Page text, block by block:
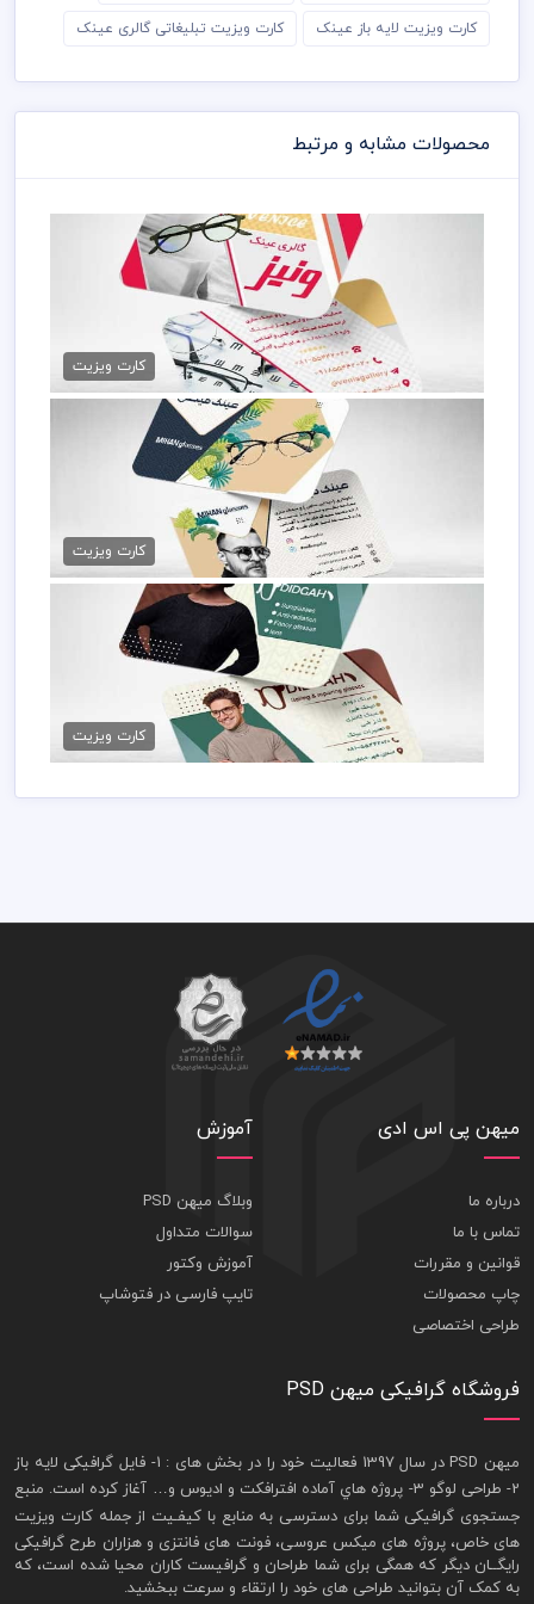
کارت ویزیت لایه باز عینک کارت ویزیت تبلیغاتی گالری عینک
محصولات مشابه و مرتبط
کارت ویزیت عینک فروشی
79,000 تومان
کارت ویزیت
کارت ویزیت عینک سازی
79,000 تومان
کارت ویزیت
دانلود کارت ویزیت گالری عینک
79,000 تومان
کارت ویزیت
میهن پی اس ادی
درباره ما
تماس با ما
قوانین و مقررات
چاپ محصولات
طراحی اختصاصی
آموزش
وبلاگ میهن PSD
سوالات متداول
آموزش وکتور
تایپ فارسی در فتوشاپ
فروشگاه گرافیکی میهن PSD
ميهن PSD در سال 1397 فعاليت خود را در بخش های : 1-
فايل گرافيکی لايه باز
2- طراحی لوگو 3- پروژه هاي آماده افترافکت و اديوس و… آغاز کرده است. منبع
جستجوی گرافيکی شما برای دسترسی به منابع با کيفـيت از جملهکارت ويزيت
های خاص، پروژه های ميکس عروسی، فونت های فانتزی و هزاران طرح گرافیکی
رايگــان ديگر که همگی برای شما طراحان و گرافيست کاران محيا شده است، که
به کمک آن بتوانيد طراحی های خود را ارتقاء و سرعت ببخشيد.